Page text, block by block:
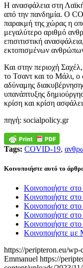
Η ανασφάλεια στη
από την πανδημία. Ο
παρακμή της χώρας η
μεγαλύτερο αριθμό
επισιτιστική
εκτοπισμένων
Και στην περιοχή
το Τσαντ και το Μάλι, ο
αδύναμης
υπανάπτυξης
κρίση και κρίση
πηγή: socialpolicy.gr
Tags: COVID-19,
Κοινοποιήστε αυτό το
Κοινοποιήστε
Κοινοποιήστε
Κοινοποιήστε
Κοινοποιήστε
Κοινοποιήστε
Κοινοποιήστε με
https://peripteron.eu/
Emmanuel https://